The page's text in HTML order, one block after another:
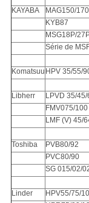
KAYABA
MAG150/170
KYB87
MSG18P/
Série de
Komatsuu HPV 35/55/
Libherr
LPVD 35/
FMV075/100
LMF (V) 45/
Toshiba
PVB80/92
PVC80/90
SG 015/02/
Linder
HPV55/75/